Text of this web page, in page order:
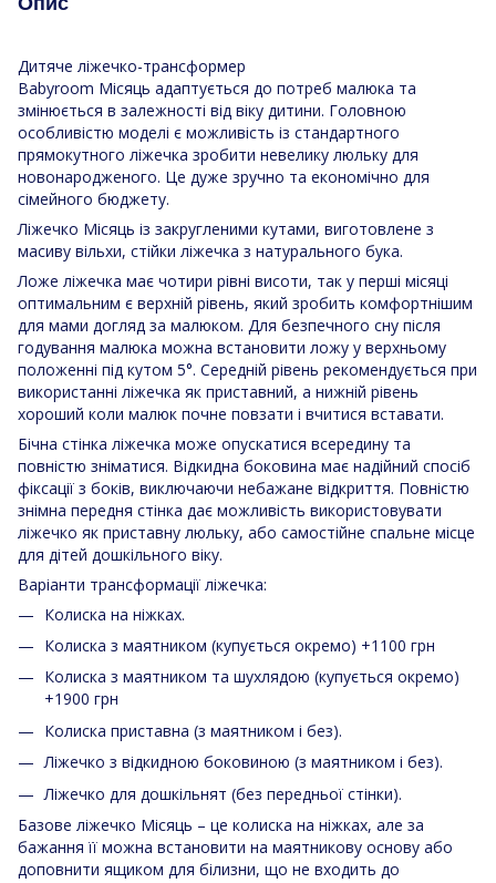
Дитяче ліжечко-трансформер
Babyroom Місяць адаптується до потреб малюка та
змінюється в залежності від віку дитини. Головною
особливістю моделі є можливість із стандартного
прямокутного ліжечка зробити невелику люльку для
новонародженого. Це дуже зручно та економічно для
сімейного бюджету.
Ліжечко Місяць із закругленими кутами, виготовлене з
масиву вільхи, стійки ліжечка з натурального бука.
Ложе ліжечка має чотири рівні висоти, так у перші місяці
оптимальним є верхній рівень, який зробить комфортнішим
для мами догляд за малюком. Для безпечного сну після
годування малюка можна встановити ложу у верхньому
положенні під кутом 5°. Середній рівень рекомендується при
використанні ліжечка як приставний, а нижній рівень
хороший коли малюк почне повзати і вчитися вставати.
Бічна стінка ліжечка може опускатися всередину та
повністю зніматися. Відкидна боковина має надійний спосіб
фіксації з боків, виключаючи небажане відкриття. Повністю
знімна передня стінка дає можливість використовувати
ліжечко як приставну люльку, або самостійне спальне місце
для дітей дошкільного віку.
Варіанти трансформації ліжечка:
Колиска на ніжках.
Колиска з маятником (купується окремо) +1100 грн
Колиска з маятником та шухлядою (купується окремо)
+1900 грн
Колиска приставна (з маятником і без).
Ліжечко з відкидною боковиною (з маятником і без).
Ліжечко для дошкільнят (без передньої стінки).
Базове ліжечко Місяць – це колиска на ніжках, але за
бажання її можна встановити на маятникову основу або
доповнити ящиком для білизни, що не входить до